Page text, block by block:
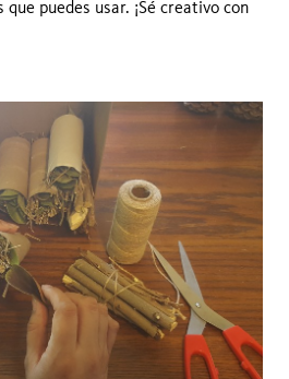
puedes usar. ¡Sé creativo con